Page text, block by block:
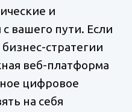
и
вашего пути. Если
стратегии
веб-платформа
цифровое
на себя